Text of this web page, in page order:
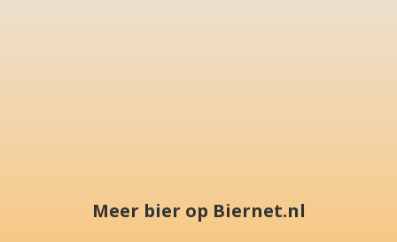
Meer bier op Biernet.nl